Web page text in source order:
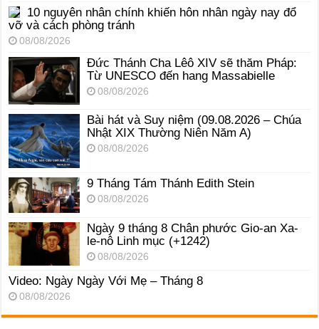
10 nguyên nhân chính khiến hôn nhân ngày nay đổ
vỡ và cách phòng tránh
08/08/2026
Đức Thánh Cha Lêô XIV sẽ thăm Pháp:
Từ UNESCO đến hang Massabielle
08/08/2026
Bài hát và Suy niệm (09.08.2026 – Chúa
Nhật XIX Thường Niên Năm A)
08/08/2026
9 Tháng Tám Thánh Edith Stein
08/08/2026
Ngày 9 tháng 8 Chân phước Gio-an Xa-
le-nô Linh mục (+1242)
08/08/2026
Video: Ngày Ngày Với Mẹ – Tháng 8
08/08/2026